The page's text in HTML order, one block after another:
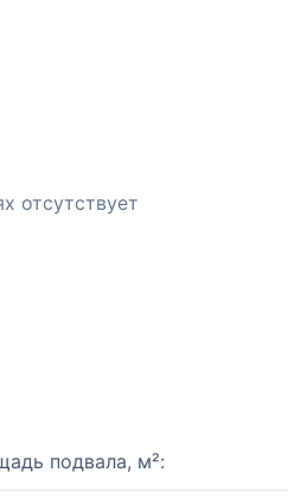
отсутствует
подвала, м²: